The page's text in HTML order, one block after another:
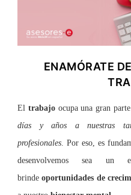
ENAMÓRATE
El trabajoocupa una gran
días y años a nuestras
profesionales. Por eso, es
desenvolvemos sea
brindeoportunidades de